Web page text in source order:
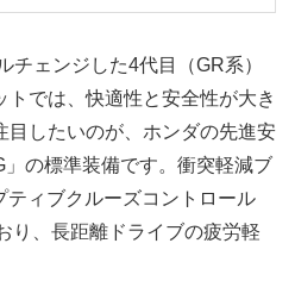
チェンジした4代目（GR系）
トでは、快適性と安全性が大き
目したいのが、ホンダの先進安
の標準装備です。衝突軽減ブ
ティブクルーズコントロール
り、長距離ドライブの疲労軽